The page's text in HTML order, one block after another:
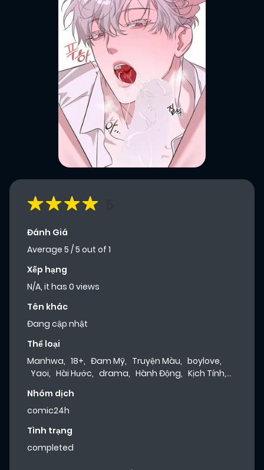
Đánh Giá
Average 5 /5 out of 1
Xếp hạng
N/A, it has 0 views
Tên khác
Đang cập nhật
Thể loại
Manhwa, 18+, Đam Mỹ, Truyện Màu, boylove,
Yaoi, Hài Hước, drama, Hành Động, Kịch Tính,
Nhóm dịch
comic24h
Tình trạng
completed